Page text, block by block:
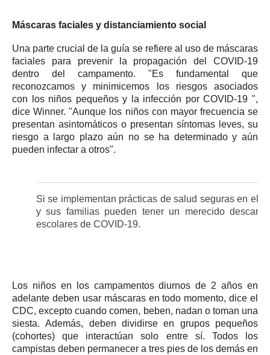
Máscaras faciales y distanciamiento social
Una parte crucial de la guía se refiere al uso de máscaras
faciales para prevenir la propagación del COVID-19
dentro del campamento. "Es fundamental que
reconozcamos y minimicemos los riesgos asociados
con
los niños pequeños y la infección por COVID-19 ",
dice Winner."Aunque los niños con mayor frecuencia se
presentan asintomáticos o presentan síntomas leves, su
riesgo a largo plazo aún no se ha determinado y aún
pueden infectar a otros".
Si se implementan prácticas de salud seguras en el
y sus familias pueden tener un merecido
escolares de COVID-19.
Los niños en los campamentos diurnos de 2 años en
adelante deben usar máscarasen todo momento, dice el
CDC, excepto cuando comen, beben, nadan o toman una
siesta.Además, deben dividirse en grupos pequeños
(cohortes) que interactúan solo entre sí. Todos los
campistas deben permanecer a tres pies de los demás en